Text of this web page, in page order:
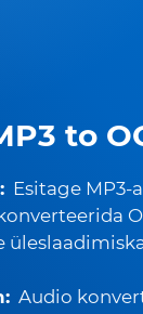
to
Esitage MP3-
Audio